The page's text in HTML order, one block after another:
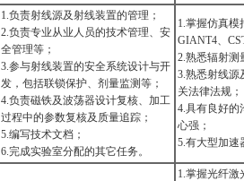
1.负责射线源及射线装置的管理；
2.负责专业从业人员的技术管理、安
全管理等；
3.参与射线装置的安全系统设计与开
发，包括联锁保护、剂量监测等；
4.负责磁铁及波荡器设计复核、加工
过程中的参数复核及质量追踪；
5.编写技术文档；
6.完成实验室分配的其它任务。
1.掌握仿真
GIANT4、
2.熟悉辐射测
3.熟悉射线源
关法律法规；
4.具有良好的
心强；
5.有大型加速
1.掌握光纤激